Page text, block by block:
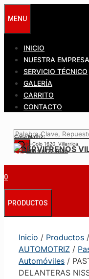
al
contenido
MENU
INICIO
NUESTRA EMPRESA
SERVICIO TÉCNICO
GALERÍA
CARRITO
CONTACTO
Búsqueda
de
productos
Casa Matríz:
Colo-Colo 1620, Villarrica.
+56 9 6122 3840
0
PRODUCTOS
Inicio / Productos /
AUTOMOTRIZ /
Automóviles /
DELANTERAS